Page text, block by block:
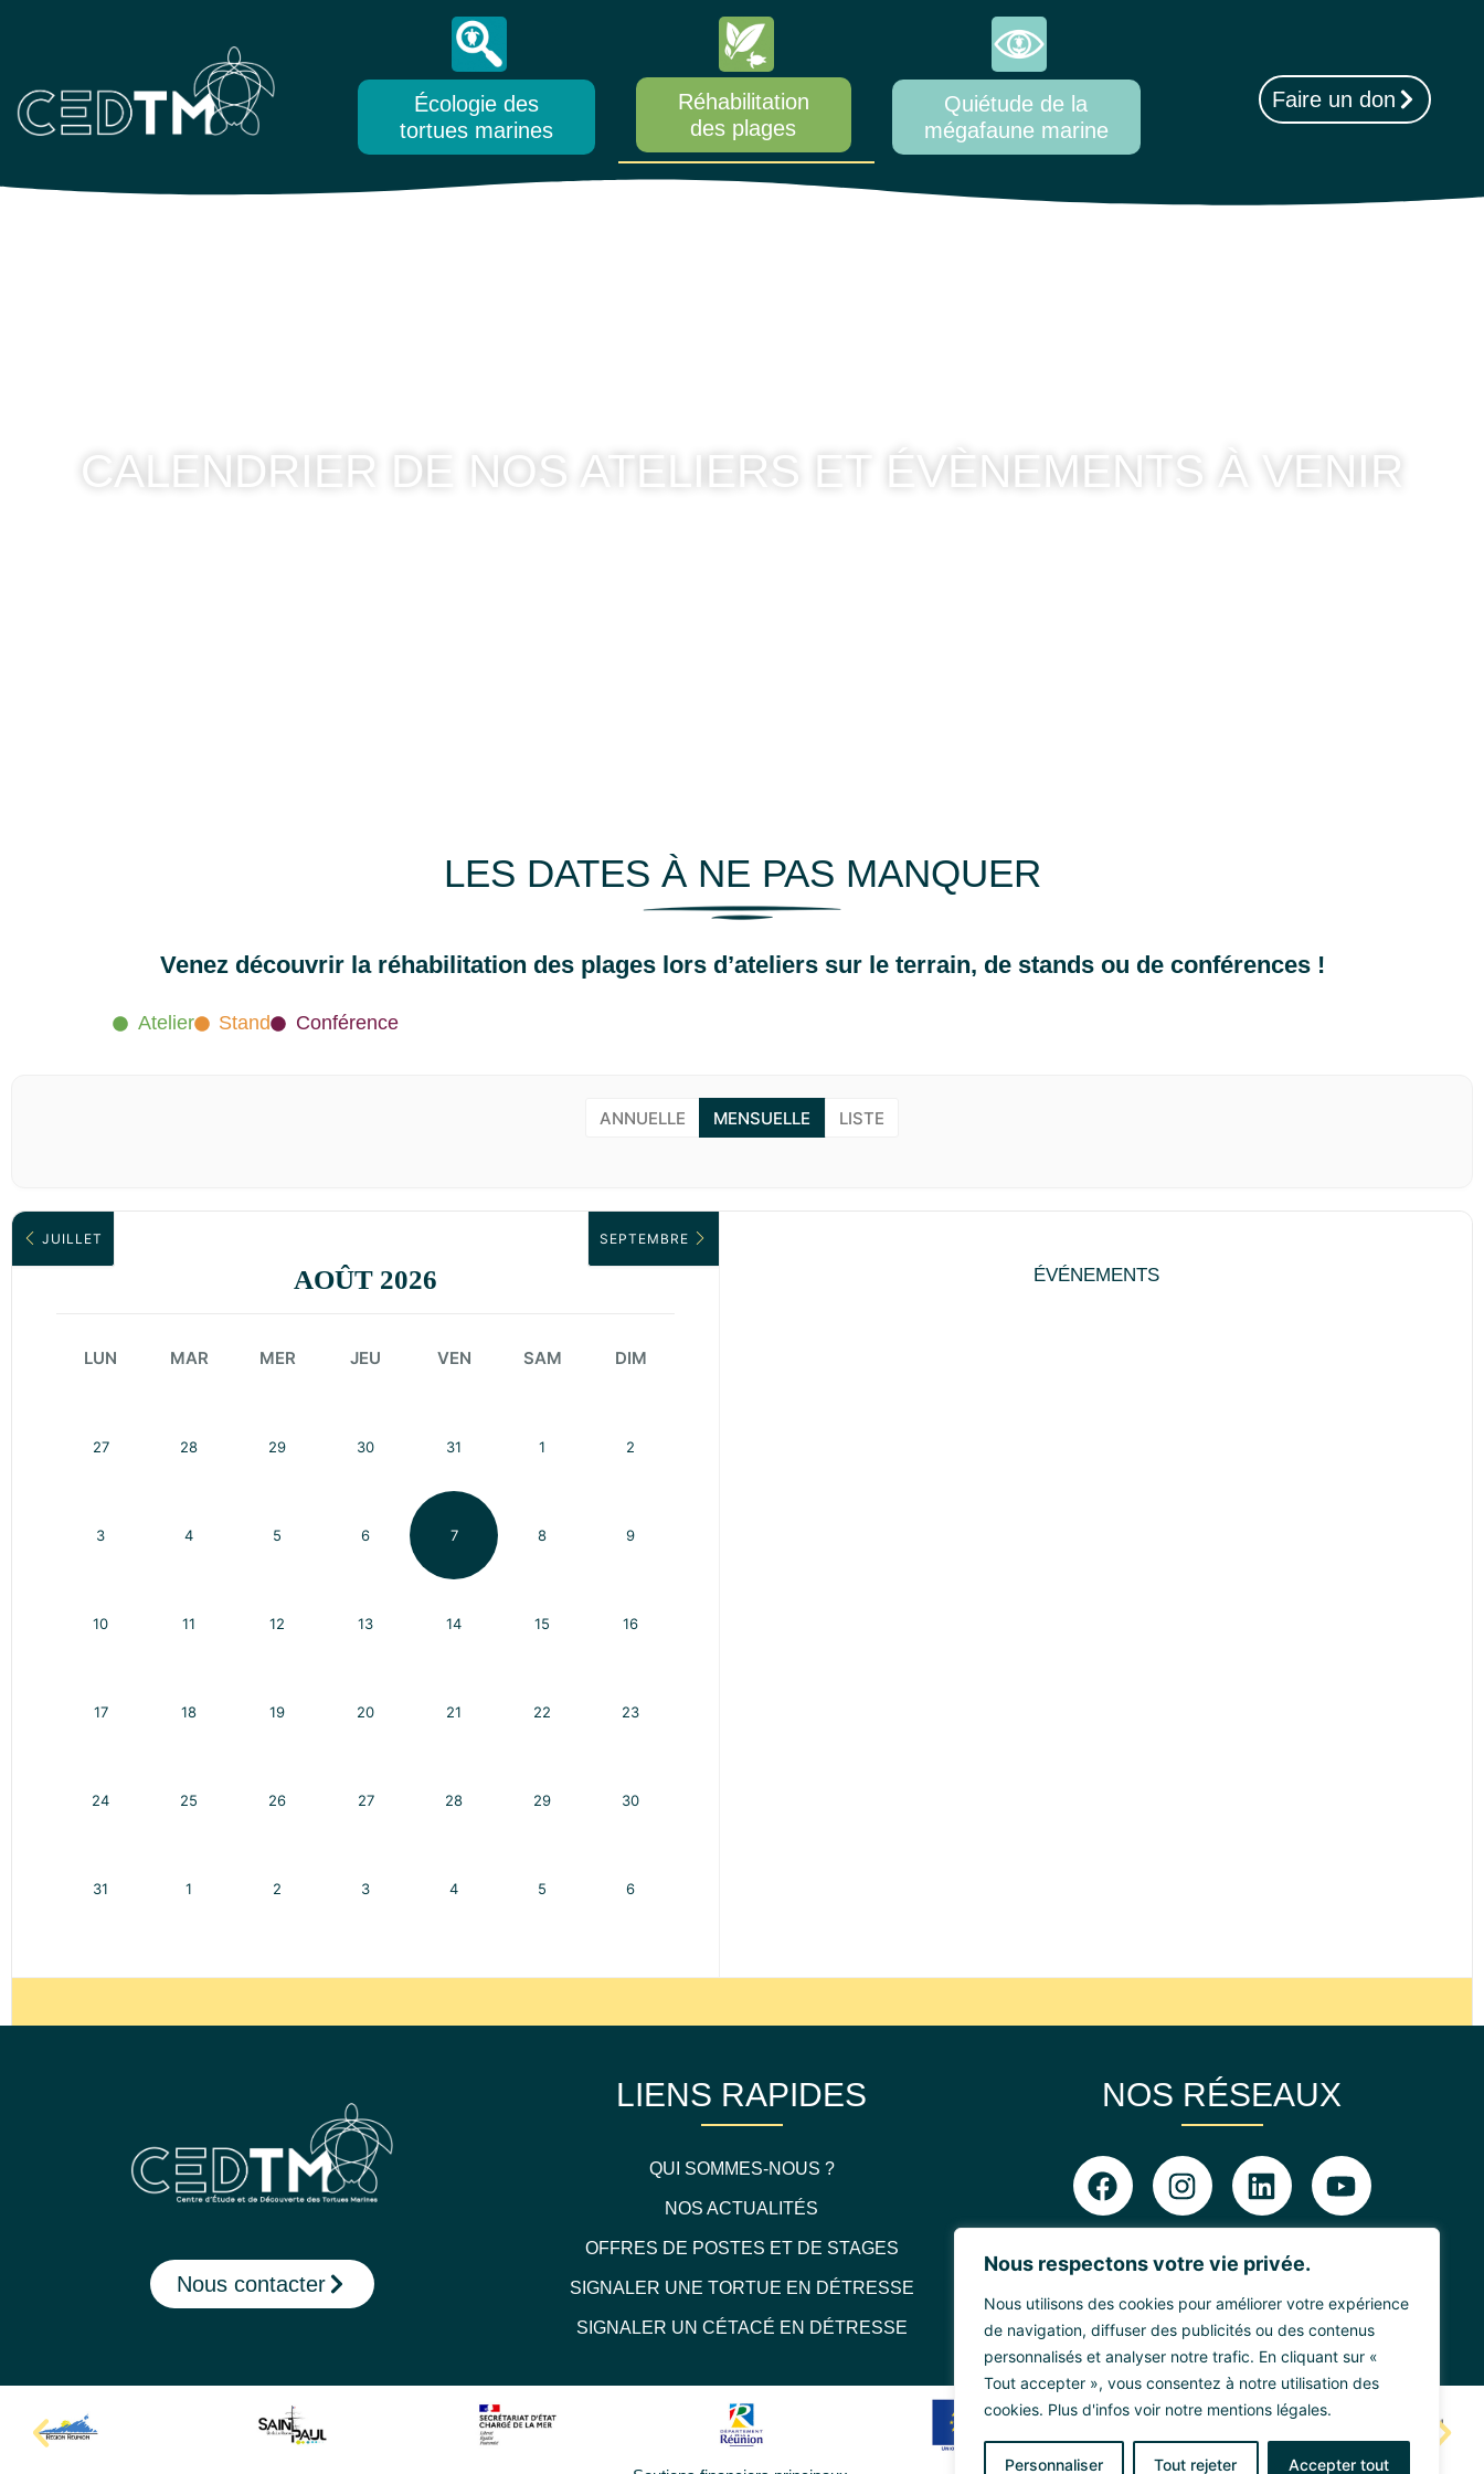
Nous respectons votre vie privée.
Nous utilisons des cookies pour améliorer votre expérience
de navigation, diffuser des publicités ou des contenus
personnalisés et analyser notre trafic. En cliquant sur «
Tout accepter », vous consentez à notre utilisation des
cookies. Plus d'infos voir notre mentions légales.
Personnaliser Tout rejeter Accepter tout
Écologie des
tortues marines
Réhabilitation
des plages
Quiétude de la
mégafaune marine
Faire un don
CALENDRIER DE NOS ATELIERS ET ÉVÈNEMENTS À VENIR
LES DATES À NE PAS MANQUER
Venez découvrir la réhabilitation des plages lors d’ateliers sur le terrain, de stands ou de conférences !
Atelier Stand Conférence
ANNUELLE MENSUELLE LISTE
JUILLET
AOÛT 2026
SEPTEMBRE
LUN MAR MER JEU VEN SAM DIM
27 28 29 30 31 1 2
3 4 5 6 7 8 9
10 11 12 13 14 15 16
17 18 19 20 21 22 23
24 25 26 27 28 29 30
31 1 2 3 4 5 6
ÉVÉNEMENTS
Nous contacter
LIENS RAPIDES
QUI SOMMES-NOUS ?
NOS ACTUALITÉS
OFFRES DE POSTES ET DE STAGES
SIGNALER UNE TORTUE EN DÉTRESSE
SIGNALER UN CÉTACÉ EN DÉTRESSE
NOS RÉSEAUX